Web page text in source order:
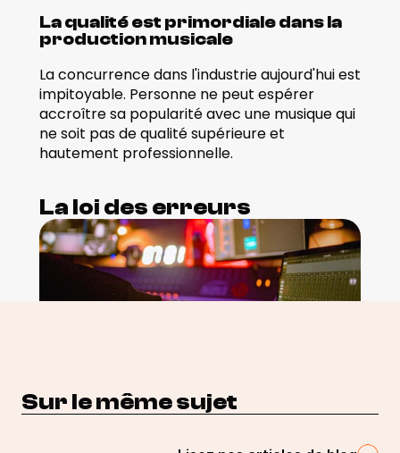
La qualité est primordiale dans la
production musicale
La concurrence dans l'industrie aujourd'hui est
impitoyable. Personne ne peut espérer
accroître sa popularité avec une musique qui
ne soit pas de qualité supérieure et
hautement professionnelle.
La loi des erreurs
L'un des principes fondamentaux de la
concerne les erreurs : les erreurs sont
Sur le même sujet